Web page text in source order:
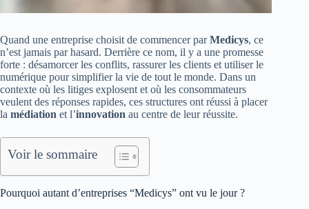
Quand une entreprise choisit de commencer parMedicys, ce
n’est jamais par hasard. Derrière ce nom, il y a une promesse
forte : désamorcer les conflits, rassurer les clients et utiliser le
numérique pour simplifier la vie de tout le monde. Dans un
contexte où les litiges explosent et où les consommateurs
veulent des réponses rapides, ces structures ont réussi à placer
la médiation et l’innovation au centre de leur réussite.
Voir le sommaire
Pourquoi autant d’entreprises “Medicys” ont vu le jour ?